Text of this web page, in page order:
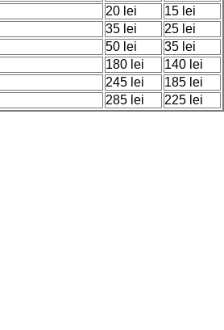
20 lei
15 lei
35 lei
25 lei
50 lei
35 lei
180 lei
140 lei
245 lei
185 lei
285 lei 225 lei